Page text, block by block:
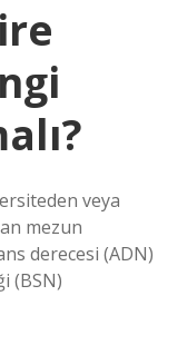
veya
mezun
derecesi (ADN)
(BSN)